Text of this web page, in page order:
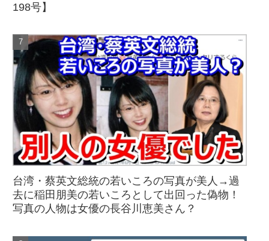
198号】
台湾・蔡英文総統の若いころの写真が美人→過
去に稲田朋美の若いころとして出回った偽物！
写真の人物は女優の長谷川恵美さん？